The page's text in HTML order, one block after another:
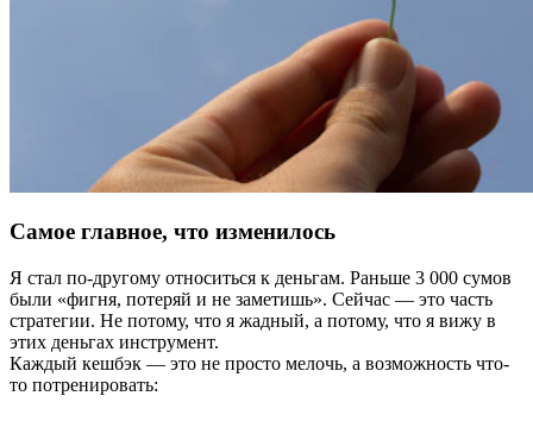
Самое главное, что изменилось
Я стал по-другому относиться к деньгам. Раньше 3 000 сумов
были «фигня, потеряй и не заметишь». Сейчас — это часть
стратегии. Не потому, что я жадный, а потому, что я вижу в
этих деньгах инструмент.
Каждый кешбэк — это не просто мелочь, а возможность что-
то потренировать: